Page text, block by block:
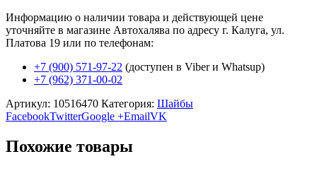
Информацию о наличии товара и действующей цене
уточняйте в магазине Автохалява по адресу г. Калуга, ул.
Платова 19 или по телефонам:
+7 (900) 571-97-22 (доступен в Viber и Whatsup)
+7 (962) 371-00-02
Артикул: 10516470 Категория: Шайбы
FacebookTwitterGoogle +EmailVK
Похожие товары